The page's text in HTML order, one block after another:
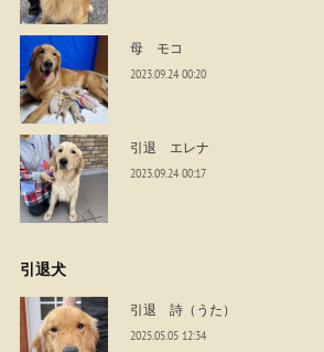
母 モコ
2023.09.24 00:20
引退 エレナ
2023.09.24 00:17
引退犬
引退 詩（うた）
2025.05.05 12:34